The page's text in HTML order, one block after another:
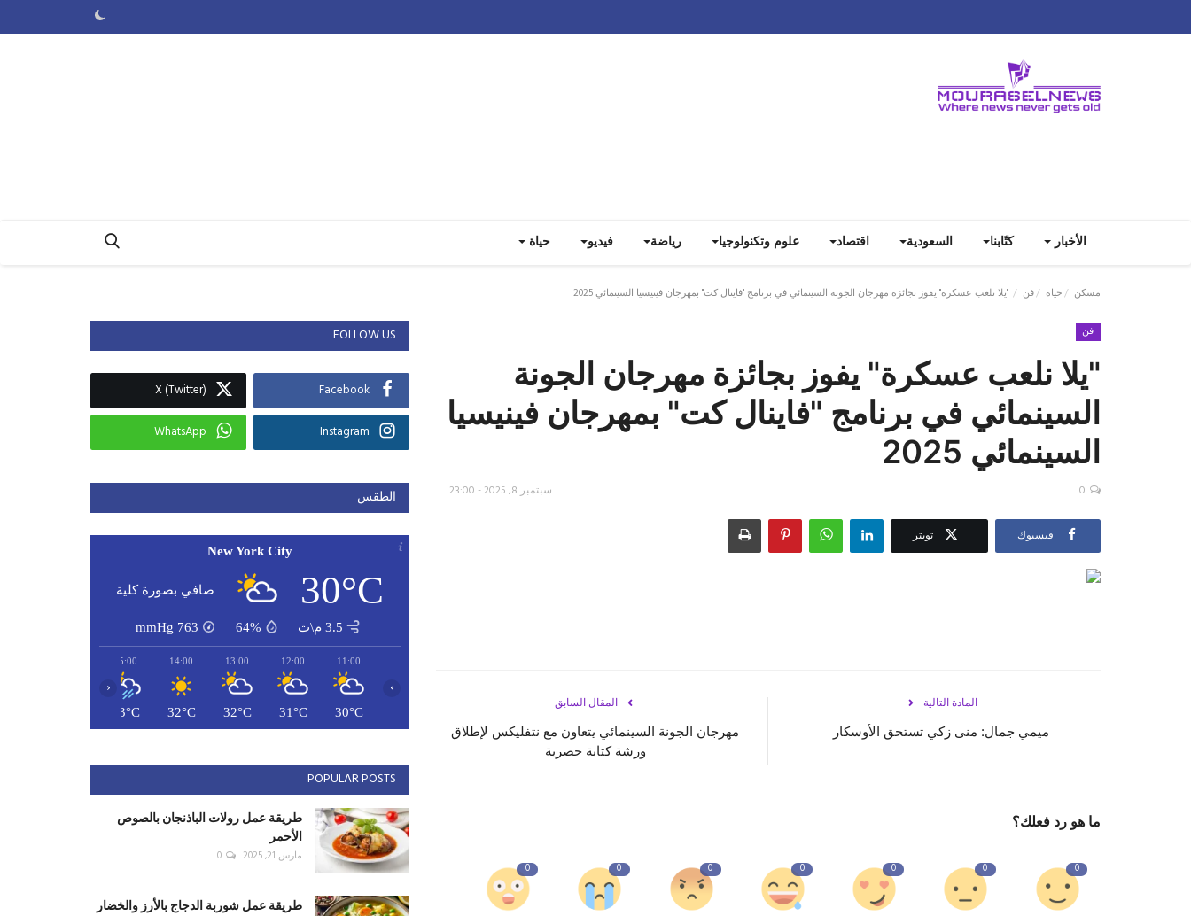
الأخبار كتّابنا السعودية اقتصاد علوم وتكنولوجيا رياضة فيديو حياة
مسكن حياة فن "يلا نلعب عسكرة" يفوز بجائزة مهرجان الجونة السينمائي في برنامج "فاينال كت" بمهرجان فينيسيا السينمائي 2025
فن
"يلا نلعب عسكرة" يفوز بجائزة مهرجان الجونة
السينمائي في برنامج "فاينال كت" بمهرجان فينيسيا
السينمائي 2025
سبتمبر 8, 2025 - 23:00 0
فيسبوك تويتر
المقال السابق
مهرجان الجونة السينمائي يتعاون مع نتفليكس لإطلاق
ورشة كتابة حصرية
المادة التالية
ميمي جمال: منى زكي تستحق الأوسكار
ما هو رد فعلك؟
0
0
0
0
0
0
0
FOLLOW US
Facebook
X (Twitter)
Instagram
WhatsApp
الطقس
New York City
30°C صافي بصورة كلية
3.5 م\ث 64%
763
mmHg
11:00
30°C
12:00
31°C
13:00
32°C
14:00
32°C
15:00
33°C
‹ ›
POPULAR POSTS
طريقة عمل رولات الباذنجان بالصوص
الأحمر
مارس 21, 2025 0
طريقة عمل شوربة الدجاج بالأرز والخضار